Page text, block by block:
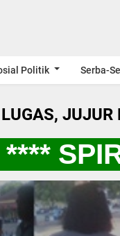
Politik Serba-
JUJUR